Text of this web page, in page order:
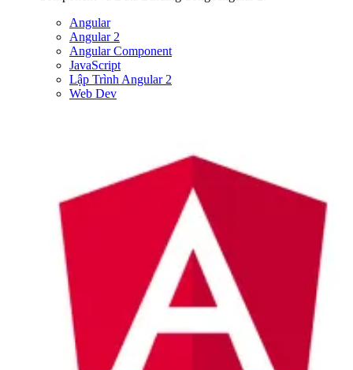
Angular
Angular 2
Angular Component
JavaScript
Lập Trình Angular 2
Web Dev